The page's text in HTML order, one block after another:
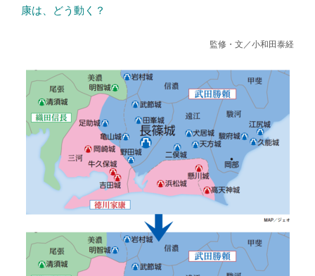
康は、どう動く？
監修・文／小和田泰経